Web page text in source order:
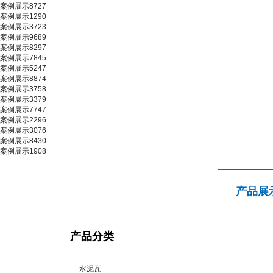
案例展示8727
案例展示1290
案例展示3723
案例展示9689
案例展示8297
案例展示7845
案例展示5247
案例展示8874
案例展示3758
案例展示3379
案例展示7747
案例展示2296
案例展示3076
案例展示8430
案例展示1908
产品分类
水泥瓦
产品展